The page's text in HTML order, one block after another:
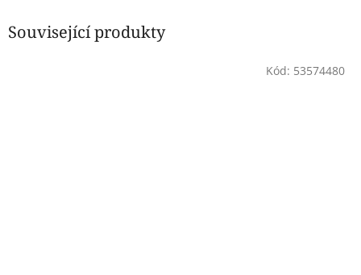
Související produkty
Kód: 53574480